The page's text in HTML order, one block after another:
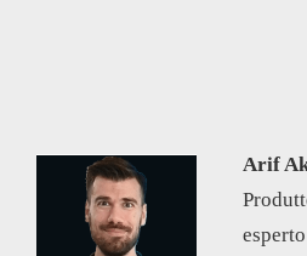
Arif
esperto